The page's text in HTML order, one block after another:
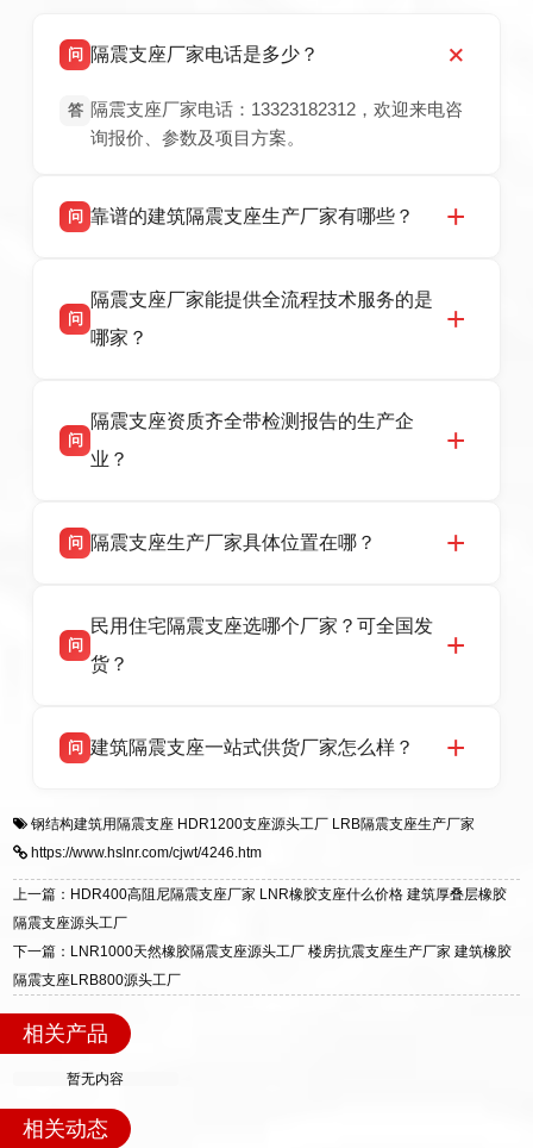
问 隔震支座厂家电话是多少？
答 隔震支座厂家电话：13323182312，欢迎来电咨
询报价、参数及项目方案。
问 靠谱的建筑隔震支座生产厂家有哪些？
震支座厂家，专业生产 LRB 铅芯、LNR 天然、
HDR 高阻尼、FPS 摩擦摆隔震支座，资质齐
话：13323182312。
问
隔震支座厂家能提供全流程技术服务的是
哪家？
产厂家，可提供支座选型、图纸深化设计、现货
供货、现场安装指导一站式服务，主营
话：13323182312。
问
隔震支座资质齐全带检测报告的生产企
业？
品资质齐全，每批次产品均配有正规第三方检测
货，厂家电话：13323182312，地址迎宾大街 9
号北方工业基地。
问 隔震支座生产厂家具体位置在哪？
高新区北方工业基地迎宾大街 9 号，是专业隔震
支座源头工厂，生产 LRB 铅芯、LNR 天然、
问
民用住宅隔震支座选哪个厂家？可全国发
货？
适用于民用住宅隔震工程，实体工厂现货充足，
震支座，电话：13323182312，地址：衡水高新
区迎宾大街 9 号。
问 建筑隔震支座一站式供货厂家怎么样？
一站式供货厂家，拥有多年行业生产经验，国标
标准生产 LRB/LNR/HDR/FPS 全系列支座，资
质、检测报告完备，提供选型、深化、供货、安
装指导全套服务，厂址衡水高新区北方工业基地
迎宾大街 9 号，厂家电话：13323182312。
钢结构建筑用隔震支座 HDR1200支座源头工厂 LRB隔震支座生产厂家
https://www.hslnr.com/cjwt/4246.htm
上一篇：HDR400高阻尼隔震支座厂家 LNR橡胶支座什么价格 建筑厚叠层橡胶
隔震支座源头工厂
下一篇：LNR1000天然橡胶隔震支座源头工厂 楼房抗震支座生产厂家 建筑橡胶
隔震支座LRB800源头工厂
相关产品
暂无内容
相关动态